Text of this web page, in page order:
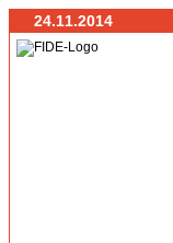
24.11.2014